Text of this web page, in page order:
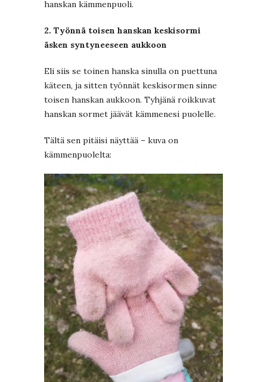
hanskan kämmenpuoli.
2. Työnnä toisen hanskan keskisormi
äsken syntyneeseen aukkoon
Eli siis se toinen hanska sinulla on puettuna
käteen, ja sitten työnnät keskisormen sinne
toisen hanskan aukkoon. Tyhjänä roikkuvat
hanskan sormet jäävät kämmenesi puolelle.
Tältä sen pitäisi näyttää – kuva on
kämmenpuolelta: